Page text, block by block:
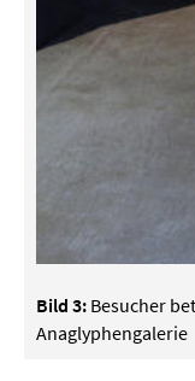
Bild 3: Besucher
Anaglyphengalerie